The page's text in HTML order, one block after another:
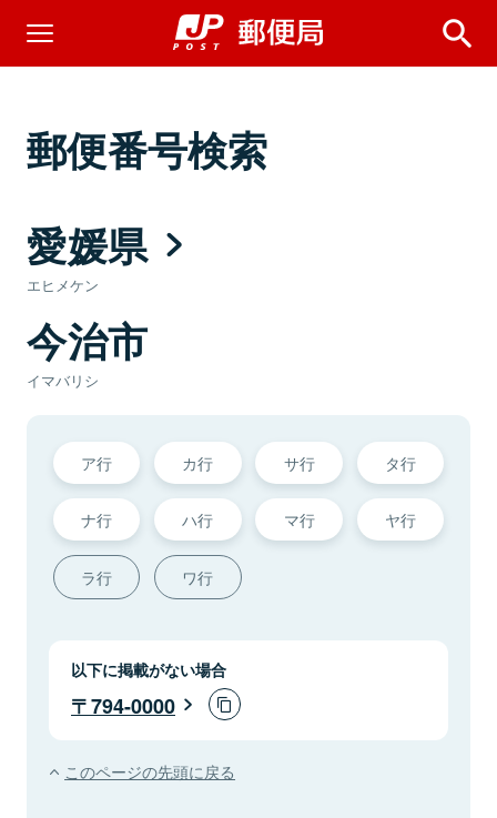
郵便番号検索
愛媛県
エヒメケン
今治市
イマバリシ
ア行 カ行 サ行 タ行
ナ行 ハ行 マ行 ヤ行
ラ行 ワ行
以下に掲載がない場合
794-0000
このページの先頭に戻る